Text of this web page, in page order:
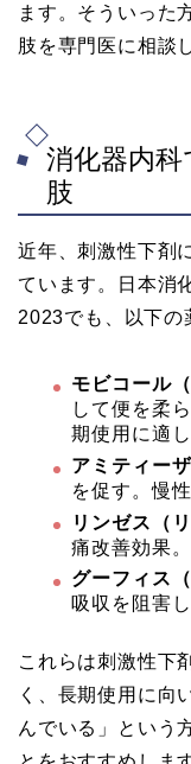
ます。そういった
肢を専門医に相談
消化器内
肢
近年、刺激性下剤
ています。日本消
2023でも、以下の
モビコール
して便を柔
期使用に適
アミティー
を促す。慢
リンゼス（
痛改善効果
グーフィス
吸収を阻害
これらは刺激性下
く、長期使用に向
んでいる」という